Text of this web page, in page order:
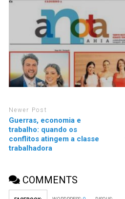
Newer Post
Guerras, economia e
trabalho: quando os
conflitos atingem a classe
trabalhadora
COMMENTS